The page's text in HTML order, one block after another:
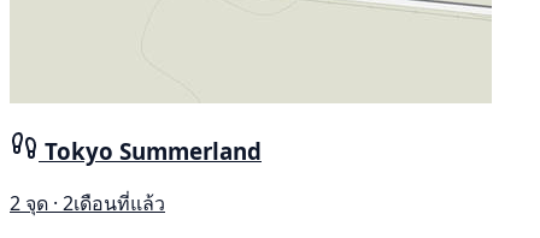
Tokyo Summerland
2 จุด · 2เดือนที่แล้ว